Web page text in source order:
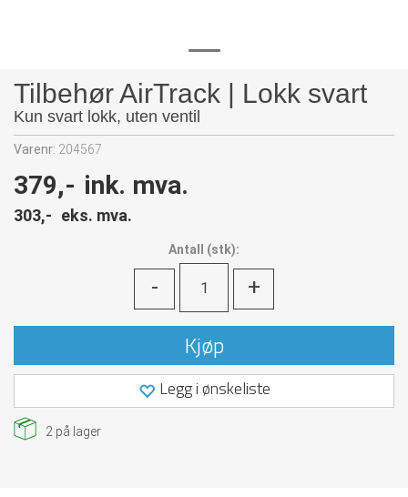
Tilbehør AirTrack | Lokk svart
Kun svart lokk, uten ventil
Varenr: 204567
379,- ink. mva.
303,- eks. mva.
Antall (stk):
- +
Kjøp
Legg i ønskeliste
2 på lager